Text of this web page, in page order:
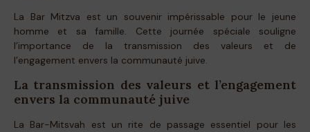
La Bar Mitzva est un souvenir impérissable pour le jeune
homme et sa famille. Cette journée spéciale souligne
l’importance de la transmission des valeurs et de
l’engagement envers la communauté juive.
La transmission des valeurs et l’engagement
envers la communauté juive
La Bar-Mitsvah est un rite de passage essentiel pour les